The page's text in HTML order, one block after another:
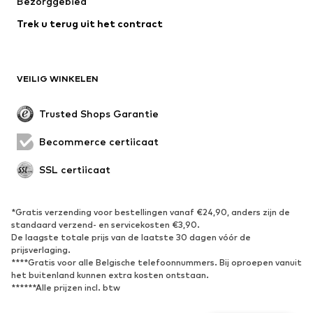
Ondergoed
Mantels
Rokken
Evenementen
SCHOENEN
Sneakers
Enkellaarsjes
Pumps & hakken
Laarzen
Sandalen
Sportschoenen
Ballerina's
Muiltjes
Trek u terug uit het contract
VEILIG WINKELEN
Trusted Shops Garantie
Becommerce certificaat
SSL certificaat
*Gratis verzending voor bestellingen vanaf €24,90, anders zijn de
standaard verzend- en servicekosten €3,90.
De laagste totale prijs van de laatste 30 dagen vóór de
prijsverlaging.
****Gratis voor alle Belgische telefoonnummers. Bij oproepen vanuit
het buitenland kunnen extra kosten ontstaan.
******Alle prijzen incl. btw